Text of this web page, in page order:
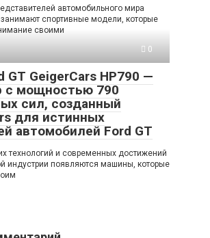
автомобильного мира
спортивные модели, которые
своими
0
GT GeigerCars HP790 —
с мощностью 790
сил, созданный
для истинных
автомобилей Ford GT
технологий и современных достижений
индустрии появляются машины, которые